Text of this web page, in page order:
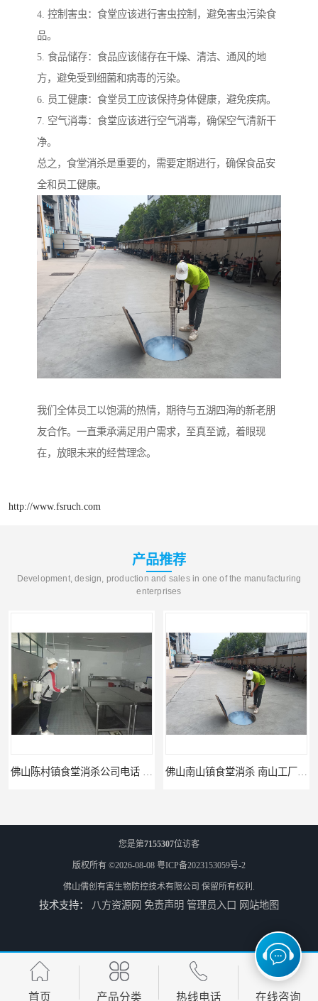
4. 控制害虫：食堂应该进行害虫控制，避免害虫污染食
品。
5. 食品储存：食品应该储存在干燥、清洁、通风的地
方，避免受到细菌和病毒的污染。
6. 员工健康：食堂员工应该保持身体健康，避免疾病。
7. 空气消毒：食堂应该进行空气消毒，确保空气清新干
净。
总之，食堂消杀是重要的，需要定期进行，确保食品安
全和员工健康。
我们全体员工以饱满的热情，期待与五湖四海的新老朋
友合作。一直秉承满足用户需求，至真至诚，着眼现
在，放眼未来的经营理念。
http://www.fsruch.com
产品推荐
Development, design, production and sales in one of the manufacturing
enterprises
顺德北活镇食堂消杀价格 顺德消杀 三水区白坭镇食堂消杀价格 狮山工厂灭鼠云
您是第7155307位访客
版权所有 ©2026-08-08 粤ICP备2023153059号-2
佛山儒创有害生物防控技术有限公司 保留所有权利.
技术支持： 八方资源网 免责声明 管理员入口 网站地图
首页 产品分类 热线电话 在线咨询